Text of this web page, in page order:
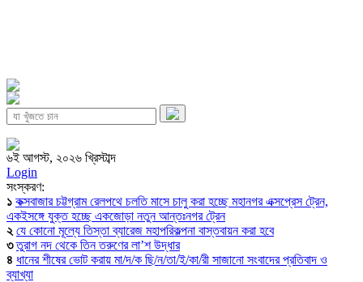
৬ই আগস্ট, ২০২৬ খ্রিস্টাব্দ
Login
সংস্করণ:
১ কক্সবাজার চট্টগ্রাম রেলপথে চলতি মাসে চালু করা হচ্ছে মহানগর এক্সপ্রেস ট্রেন,
একইসঙ্গে যুক্ত হচ্ছে একজোড়া নতুন আন্তঃনগর ট্রেন
২ যে কোনো মূল্যে তিস্তা ব্যারেজ মহাপরিকল্পনা বাস্তবায়ন করা হবে
৩ তুরাগ নদ থেকে তিন তরুণের লা’শ উদ্ধার
৪ ধানের শীষের ভোট করায় মা/দ/ক ছি/ন/তা/ই/কা/রী সাজানো সংবাদের প্রতিবাদ ও
ব্যাখ্যা